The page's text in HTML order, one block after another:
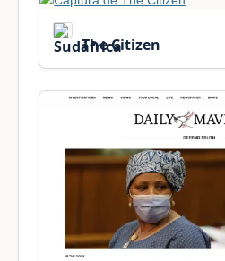
The Citizen